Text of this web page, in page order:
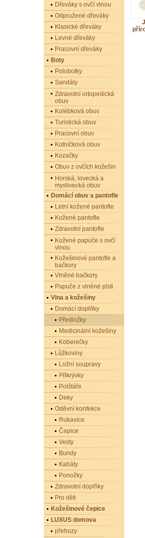
Dřeváky s ovčí vlnou
Odpružené dřeváky
Klasické dřeváky
Levné dřeváky
Pracovní dřeváky
Boty
Polobotky
Sandály
Zdravotní ortopedická
obuv
Kolébková obuv
Turistická obuv
Pracovní obuv
Kotníčková obuv
Kozačky
Obuv z ovčích kožešin
Horská, lovecká a
myslivecká obuv
Domácí obuv a pantofle
Letní kožené pantofle
Kožené pantofle
Zdravotní pantofle
Kožené papuče s ovčí
vlnou
Kožešinové pantofle a
bačkory
Vlněné bačkory
Papuče z vlněné plsti
Vlna a kožešiny
Domácí doplňky
Předložky
Medicinální kožešiny
Koberečky
Lůžkoviny
Ložní soupravy
Přikrývky
Polštáře
Deky
Oděvní konfekce
Rukavice
Čepice
Vesty
Bundy
Kabáty
Ponožky
Zdravotní doplňky
Pro děti
Kožešinové čepice
LUXUS domova
přehozy